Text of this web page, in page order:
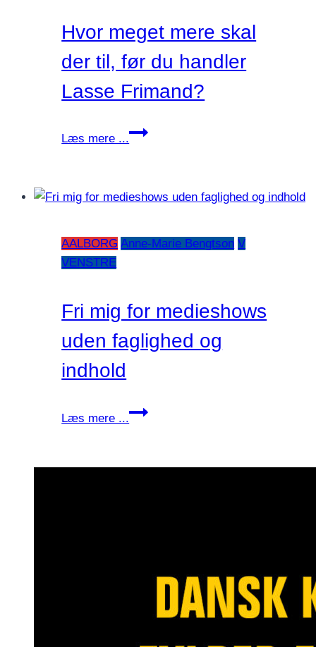
Hvor meget mere skal
der til, før du handler
Lasse Frimand?
Læs mere ...
Hvor
før
Lasse
Frimand?
AALBORG Anne-Marie Bengtson V
VENSTRE
Fri mig for medieshows
uden faglighed og
indhold
Læs mere ...
Fri
medieshows